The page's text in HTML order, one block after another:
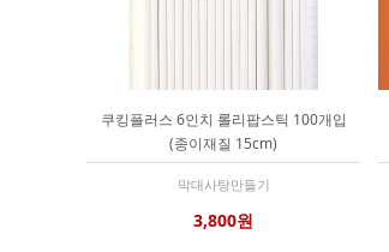
쿠킹플러스 6인치 롤리팝스틱 100개입
(종이재질 15cm)
막대사탕만들기
3,800원